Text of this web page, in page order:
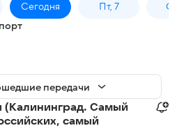
Сегодня Пт, 7
передачи
Самый
самый